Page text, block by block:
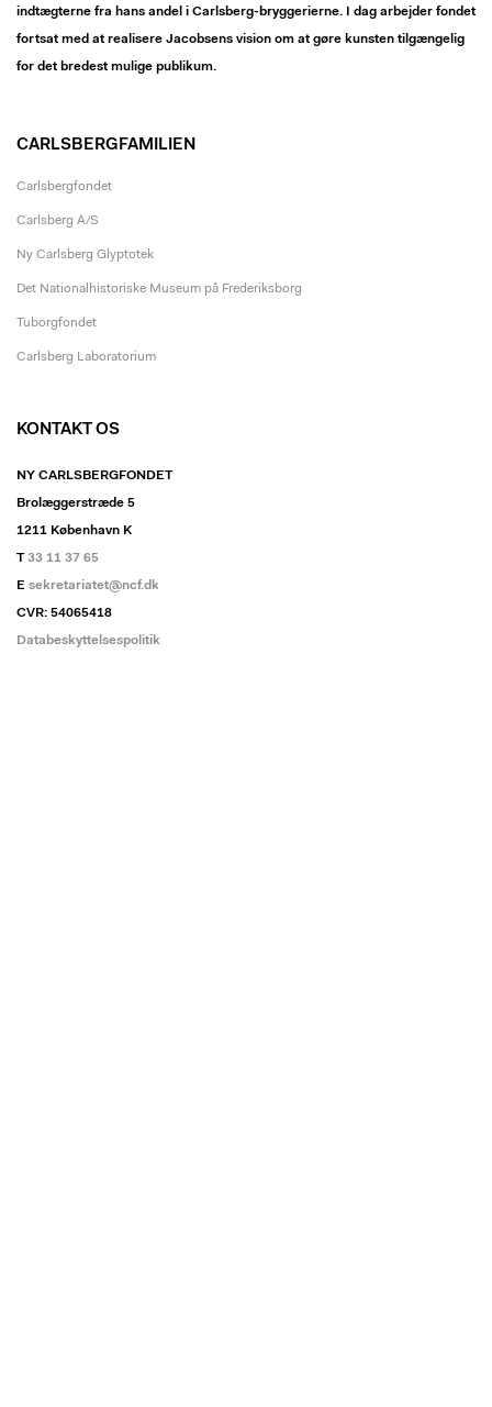
indtægterne fra hans andel i Carlsberg-bryggerierne. I dag arbejder fondet
fortsat med at realisere Jacobsens vision om at gøre kunsten tilgængelig
for det bredest mulige publikum.
CARLSBERGFAMILIEN
Carlsbergfondet
Carlsberg A/S
Ny Carlsberg Glyptotek
Det Nationalhistoriske Museum på Frederiksborg
Tuborgfondet
Carlsberg Laboratorium
KONTAKT OS
NY CARLSBERGFONDET
Brolæggerstræde 5
1211 København K
T33 11 37 65
E sekretariatet@ncf.dk
CVR: 54065418
Databeskyttelsespolitik